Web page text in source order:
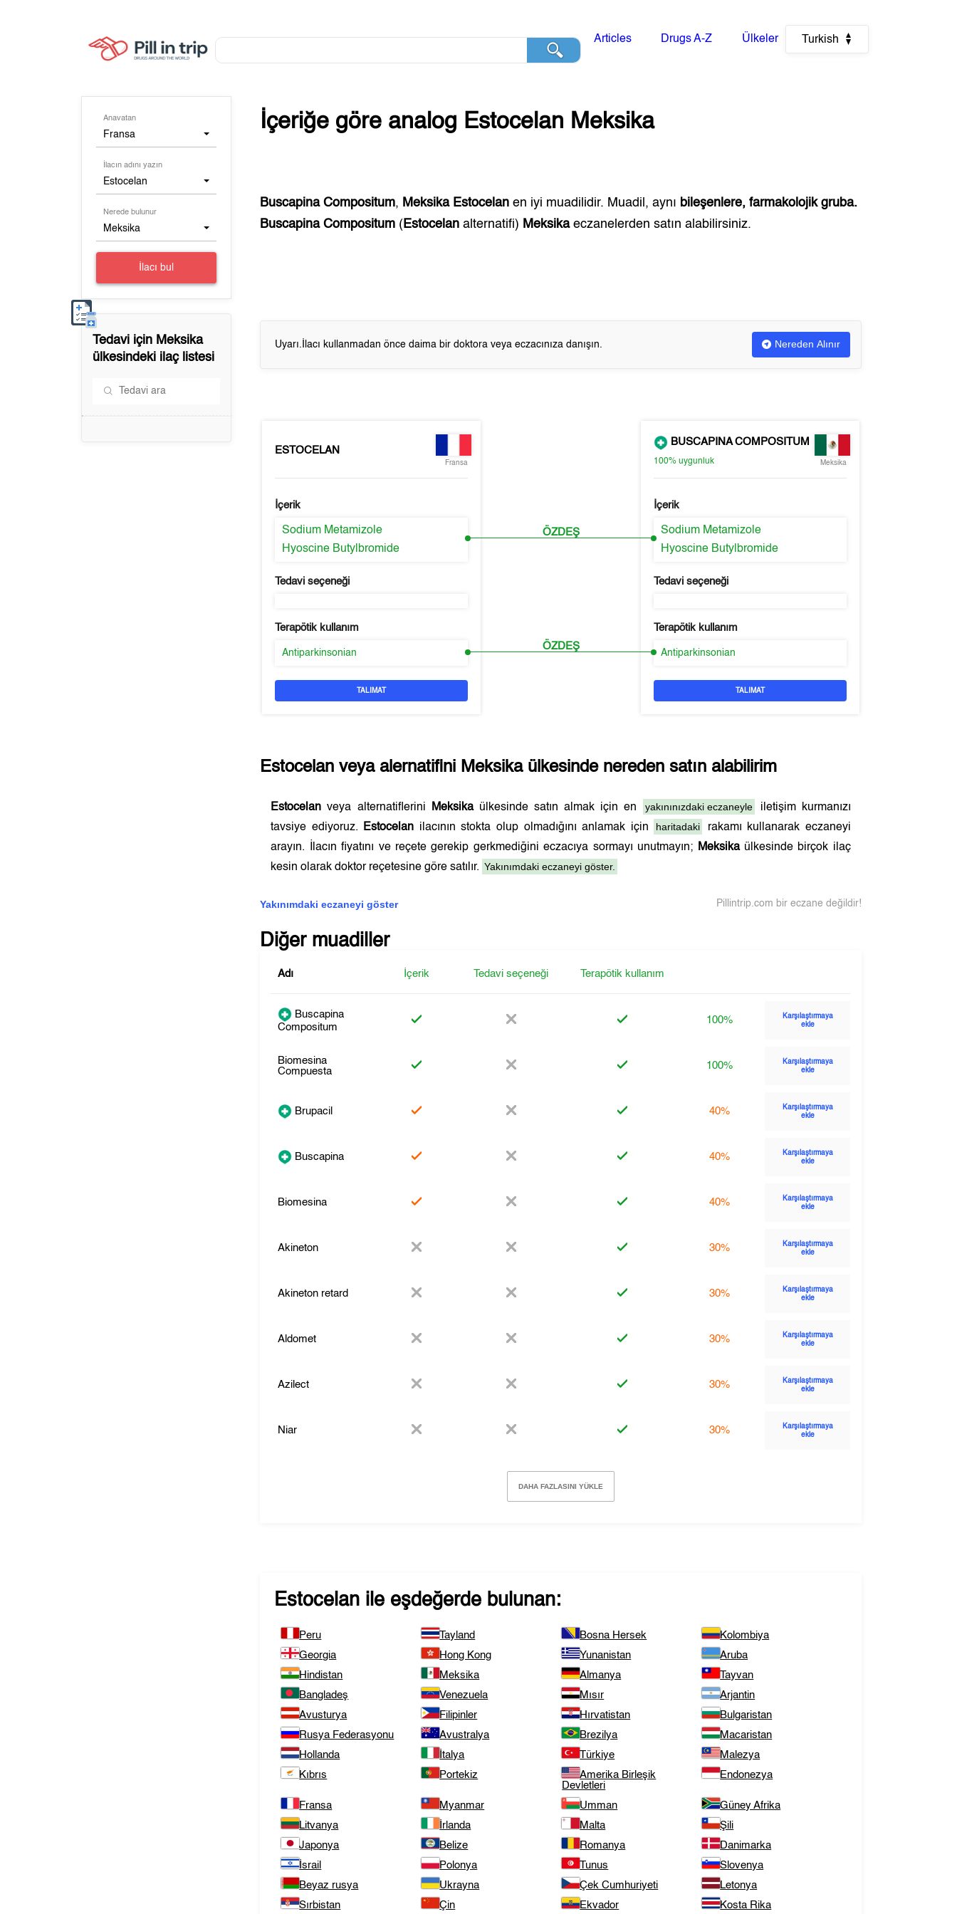
Articles Drugs A-Z Ülkeler Turkish
Anavatan
Fransa
İlacın adını yazın
Estocelan
Nerede bulunur
Meksika
İlacı bul
Tedavi için Meksika
ülkesindeki ilaç listesi
İçeriğe göre analog Estocelan Meksika
Buscapina Compositum, Meksika Estocelan en iyi muadilidir. Muadil, aynı bileşenlere, farmakolojik gruba.
Buscapina Compositum ( Estocelan alternatifi) Meksikaeczanelerden satın alabilirsiniz.
Uyarı.İlacı kullanmadan önce daima bir doktora veya eczacınıza danışın. Nereden Alınır
ESTOCELAN
Fransa
İçerik
Sodium Metamizole
Hyoscine Butylbromide
Tedavi seçeneği
Terapötik kullanım
Antiparkinsonian
TALIMAT
ÖZDEŞ
ÖZDEŞ
BUSCAPINA COMPOSITUM
100% uygunluk Meksika
İçerik
Sodium Metamizole
Hyoscine Butylbromide
Tedavi seçeneği
Terapötik kullanım
Antiparkinsonian
TALIMAT
Estocelan veya alernatifini Meksikaülkesinde nereden satın alabilirim
Estocelan veya alternatiflerini Meksikaülkesinde satın almak için en yakınınızdaki eczaneyle
iletişim kurmanızı
tavsiye ediyoruz.
Estocelan ilacının stokta olup olmadığını anlamak için haritadaki
rakamı kullanarak eczaneyi
arayın. İlacın fiyatını ve reçete gerekip gerkmediğini eczacıya sormayı unutmayın;
Meksikaülkesinde birçok ilaç
kesin olarak doktor reçetesine göre satılır. Yakınımdaki eczaneyi göster.
Yakınımdaki eczaneyi göster Pillintrip.com bir eczane değildir!
Diğer muadiller
Adı İçerik Tedavi seçeneği Terapötik kullanım
Buscapina
Compositum
100%
Karşılaştırmaya
ekle
Biomesina
Compuesta
100%
Karşılaştırmaya
ekle
Brupacil 40%
Karşılaştırmaya
ekle
Buscapina 40%
Karşılaştırmaya
ekle
Biomesina 40%
Karşılaştırmaya
ekle
Akineton 30%
Karşılaştırmaya
ekle
Akineton retard 30%
Karşılaştırmaya
ekle
Aldomet 30%
Karşılaştırmaya
ekle
Azilect 30%
Karşılaştırmaya
ekle
Niar 30%
Karşılaştırmaya
ekle
DAHA FAZLASINI YÜKLE
Estocelan ile eşdeğerde bulunan:
Peru Tayland Bosna Hersek
Kolombiya
Georgia
Hong Kong Yunanistan
Aruba
Hindistan
Meksika Almanya
Tayvan
Bangladeş
Venezuela Mısır
Arjantin
Avusturya
Filipinler Hırvatistan
Bulgaristan
Rusya Federasyonu
Avustralya Brezilya
Macaristan
Hollanda
İtalya Türkiye
Malezya
Kıbrıs
Portekiz
Amerika Birleşik
Devletleri
Endonezya
Fransa Myanmar Umman
Güney Afrika
Litvanya
İrlanda Malta
Şili
Japonya
Belize Romanya
Danimarka
İsrail
Polonya Tunus
Slovenya
Beyaz rusya
Ukrayna Çek Cumhuriyeti
Letonya
Sırbistan
Çin Ekvador Kosta Rika